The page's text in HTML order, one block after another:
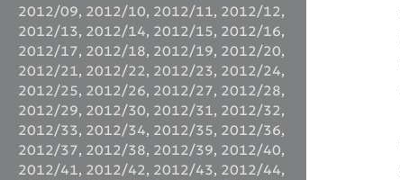
2012/09, 2012/10, 2012/11, 2012/12,
2012/13, 2012/14, 2012/15, 2012/16,
2012/17, 2012/18, 2012/19, 2012/20,
2012/21, 2012/22, 2012/23, 2012/24,
2012/25, 2012/26, 2012/27, 2012/28,
2012/29, 2012/30, 2012/31, 2012/32,
2012/33, 2012/34, 2012/35, 2012/36,
2012/37, 2012/38, 2012/39, 2012/40,
2012/41, 2012/42, 2012/43, 2012/44,